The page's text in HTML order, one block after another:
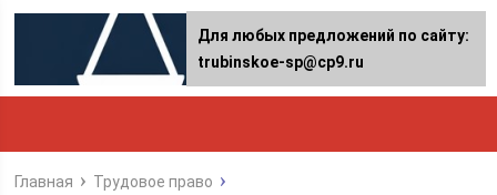
Главная Трудовое право
Для любых предложений по сайту:
trubinskoe-sp@cp9.ru